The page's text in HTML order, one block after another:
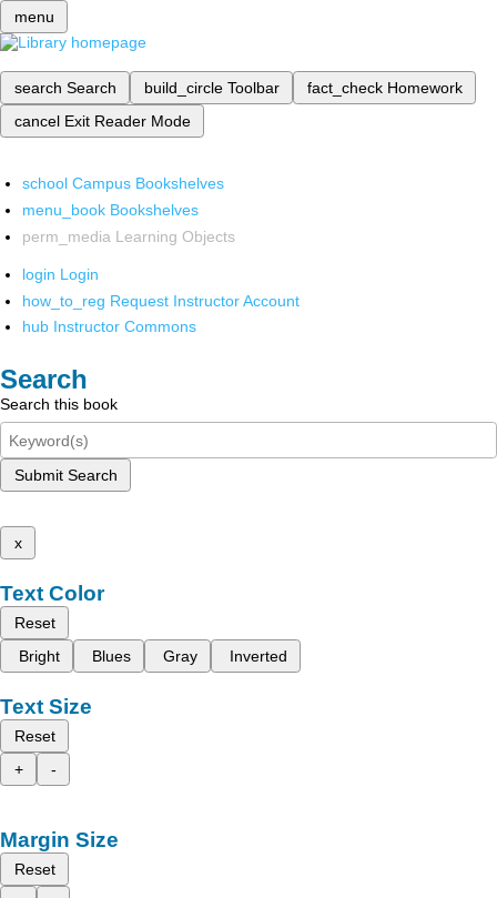
menu
search Search build_circle Toolbar fact_check Homework
cancel Exit Reader Mode
school Campus Bookshelves
menu_book Bookshelves
perm_media Learning Objects
login Login
how_to_reg Request Instructor Account
hub Instructor Commons
Search
Search this book
Submit Search
x
Text Color
Reset
Bright
Blues Gray Inverted
Text Size
Reset
+
-
Margin Size
Reset